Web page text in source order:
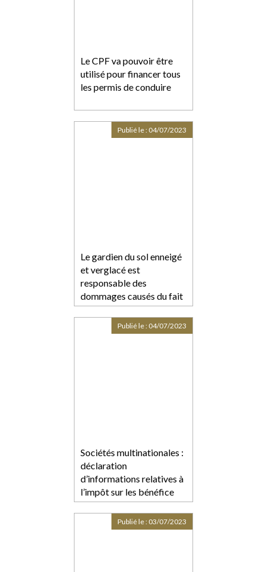
Le CPF va pouvoir être
utilisé pour financer tous
les permis de conduire
Le gardien du sol enneigé
et verglacé est
responsable des
dommages causés du fait
d’un état de dangerosité
anormal au regard de sa
destination
Publié le : 04/07/2023
Sociétés multinationales :
déclaration
d’informations relatives à
l’impôt sur les bénéfice
Publié le : 04/07/2023
Publié le : 03/07/2023